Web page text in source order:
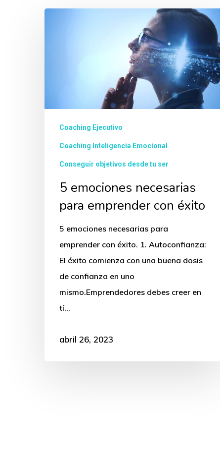
Coaching Ejecutivo
Coaching Inteligencia Emocional
Conseguir objetivos desde tu ser
5 emociones necesarias
para emprender con éxito
5 emociones necesarias para
emprender con éxito. 1. Autoconfianza:
El éxito comienza con una buena dosis
de confianza en uno
mismo.Emprendedores debes creer en
tí…
abril 26, 2023